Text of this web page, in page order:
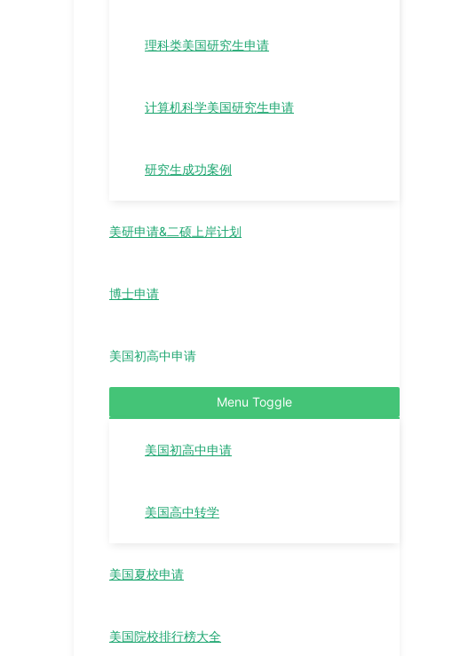
理科类美国研究生申请
计算机科学美国研究生申请
研究生成功案例
美研申请&二硕上岸计划
博士申请
美国初高中申请
Menu Toggle
美国初高中申请
美国高中转学
美国夏校申请
美国院校排行榜大全